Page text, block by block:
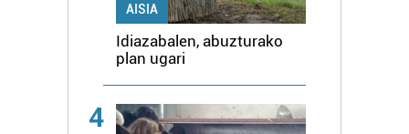
AISIA
Idiazabalen, abuzturako
plan ugari
4